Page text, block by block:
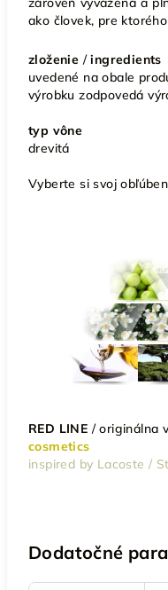
ako človek, pre
zloženie /ingredients
uvedené na obale
výrobku zodpovedá
typ vône
drevitá
Vyberte si svoj
RED LINE / originálna
cosmetics
inspired by Lacoste /
Dodatočné